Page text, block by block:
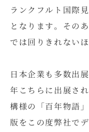
ランクフルト国際
となります。その
では回りきれない
日本企業も多数出
年こちらに出展さ
構様の「百年物語
版をこの度弊社で